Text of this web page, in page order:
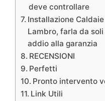
deve controllare
Installazione
Lambro, farla da
addio alla garanzia
RECENSIONI
Perfetti
Pronto intervento
Link Utili